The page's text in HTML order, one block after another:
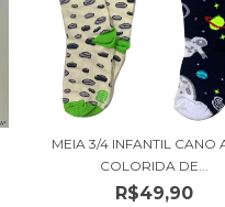
MEIA 3/4 INFANTIL CANO
COLORIDA DE...
R$49,90